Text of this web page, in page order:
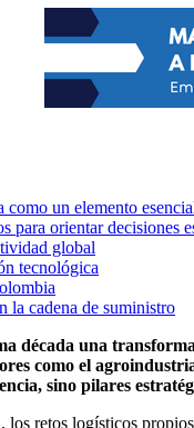
un elemento
para orientar decisiones
global
tecnológica
la cadena de suministro
década una
como el
sino pilares
retos logísticos